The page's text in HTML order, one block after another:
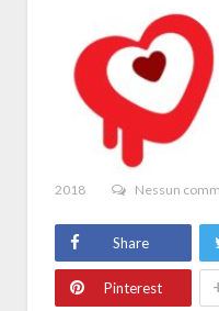
2018 Nessun
Share
Pinterest